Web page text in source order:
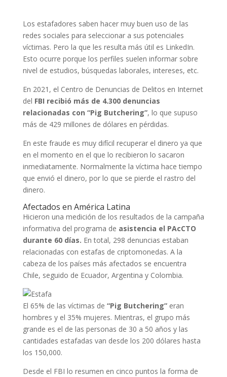
Los estafadores saben hacer muy buen uso de las
redes sociales para seleccionar a sus potenciales
víctimas. Pero la que les resulta más útil es LinkedIn.
Esto ocurre porque los perfiles suelen informar sobre
nivel de estudios, búsquedas laborales, intereses, etc.
En 2021, el Centro de Denuncias de Delitos en Internet
del FBI recibió más de 4.300 denuncias
relacionadas con “Pig Butchering”, lo que supuso
más de 429 millones de dólares en pérdidas.
En este fraude es muy difícil recuperar el dinero ya que
en el momento en el que lo recibieron lo sacaron
inmediatamente. Normalmente la víctima hace tiempo
que envió el dinero, por lo que se pierde el rastro del
dinero.
Afectados en América Latina
Hicieron una medición de los resultados de la campaña
informativa del programa de asistencia el PAcCTO
durante 60 días. En total, 298 denuncias estaban
relacionadas con estafas de criptomonedas. A la
cabeza de los países más afectados se encuentra
Chile, seguido de Ecuador, Argentina y Colombia.
El 65% de las víctimas de “Pig Butchering”eran
hombres y el 35% mujeres. Mientras, el grupo más
grande es el de las personas de 30 a 50 años y las
cantidades estafadas van desde los 200 dólares hasta
los 150,000.
Desde el FBI lo resumen en cinco puntos la forma de